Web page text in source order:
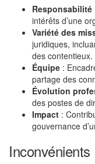
Responsabilité
intérêts d’une
Variété des
juridiques,
des contentieux.
Équipe :
partage des
Évolution
des postes de
Impact :
gouvernance
Inconvénients